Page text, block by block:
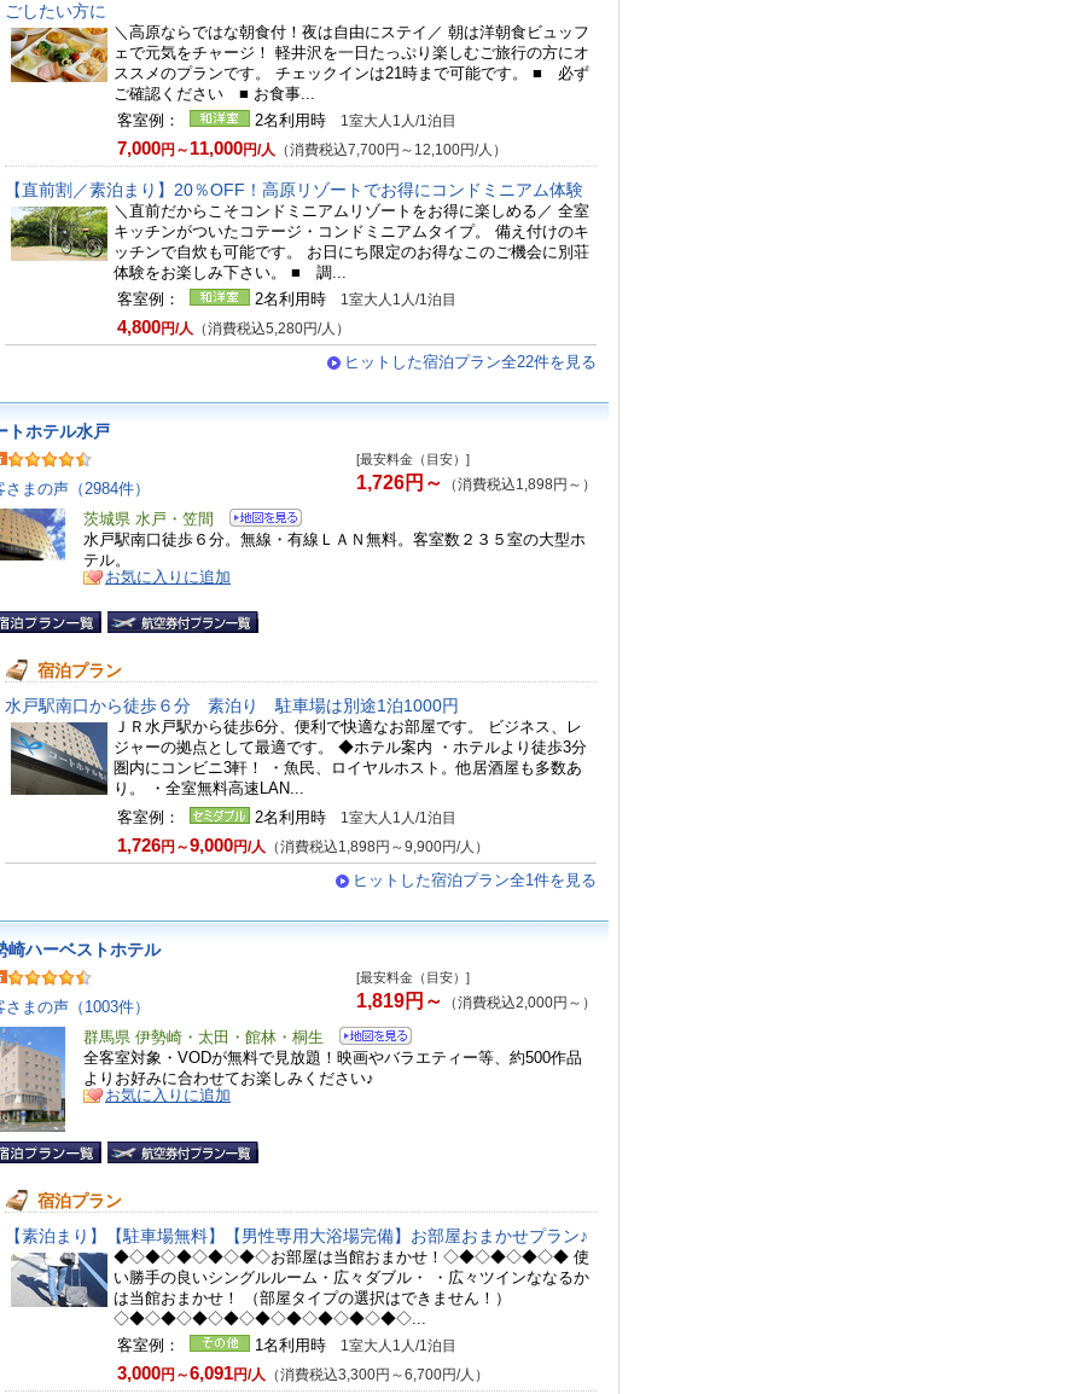
ごしたい方に
＼高原ならではな朝食付！夜は自由にステイ／ 朝は洋朝食ビュッフ
ェで元気をチャージ！ 軽井沢を一日たっぷり楽しむご旅行の方にオ
ススメのプランです。 チェックインは21時まで可能です。 ■ 必ず
ご確認ください ■ お食事...
客室例：
2名利用時 1室大人1人/1泊目
7,000円～ 11,000円/人 （消費税込7,700円～12,100円/人）
【直前割／素泊まり】20％OFF！高原リゾートでお得にコンドミニアム体験
＼直前だからこそコンドミニアムリゾートをお得に楽しめる／ 全室
キッチンがついたコテージ・コンドミニアムタイプ。 備え付けのキ
ッチンで自炊も可能です。 お日にち限定のお得なこのご機会に別荘
体験をお楽しみ下さい。 ■ 調...
客室例：
2名利用時 1室大人1人/1泊目
4,800円/人 （消費税込5,280円/人）
ヒットした宿泊プラン全22件を見る
トホテル水戸
さまの声（2984件）
[最安料金（目安）]
1,726円～ （消費税込1,898円～）
茨城県 水戸・笠間
水戸駅南口徒歩６分。無線・有線ＬＡＮ無料。客室数２３５室の大型ホ
テル。
お気に入りに追加
宿泊プラン
水戸駅南口から徒歩６分 素泊り 駐車場は別途1泊1000円
ＪＲ水戸駅から徒歩6分、便利で快適なお部屋です。 ビジネス、レ
ジャーの拠点として最適です。 ◆ホテル案内 ・ホテルより徒歩3分
圏内にコンビニ3軒！ ・魚民、ロイヤルホスト。他居酒屋も多数あ
り。 ・全室無料高速LAN...
客室例：
2名利用時 1室大人1人/1泊目
1,726円～9,000円/人 （消費税込1,898円～9,900円/人）
ヒットした宿泊プラン全1件を見る
崎ハーベストホテル
さまの声（1003件）
[最安料金（目安）]
1,819円～ （消費税込2,000円～）
群馬県 伊勢崎・太田・館林・桐生
全客室対象・VODが無料で見放題！映画やバラエティー等、約500作品
よりお好みに合わせてお楽しみください♪
お気に入りに追加
宿泊プラン
【素泊まり】【駐車場無料】【男性専用大浴場完備】お部屋おまかせプラン♪
◆◇◆◇◆◇◆◇◆◇お部屋は当館おまかせ！◇◆◇◆◇◆◇◆ 使
い勝手の良いシングルルーム・広々ダブル・ ・広々ツインななるか
は当館おまかせ！ （部屋タイプの選択はできません！）
◇◆◇◆◇◆◇◆◇◆◇◆◇◆◇◆◇◆◇...
客室例：
1名利用時 1室大人1人/1泊目
3,000円～6,091円/人 （消費税込3,300円～6,700円/人）